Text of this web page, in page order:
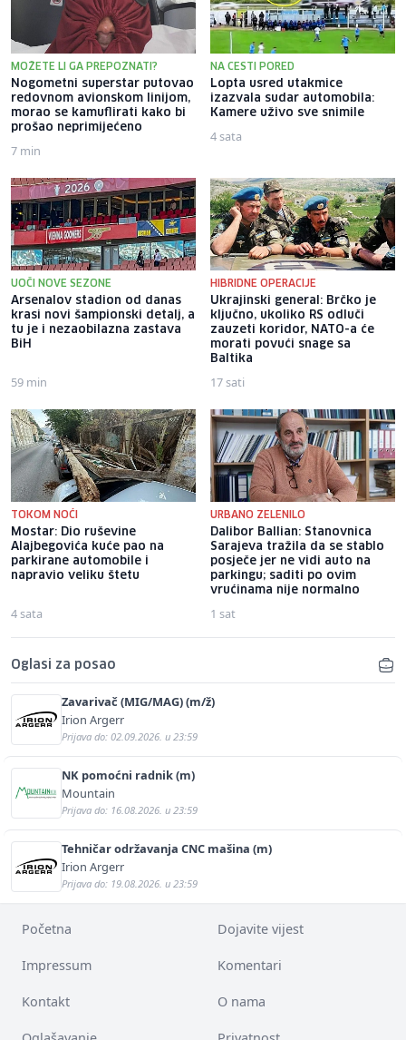
MOŽETE LI GA PREPOZNATI?
Nogometni superstar putovao
redovnom avionskom linijom,
morao se kamuflirati kako bi
prošao neprimijećeno
7 min
NA CESTI PORED
Lopta usred utakmice
izazvala sudar automobila:
Kamere uživo sve snimile
4 sata
UOČI NOVE SEZONE
Arsenalov stadion od danas
krasi novi šampionski detalj, a
tu je i nezaobilazna zastava
BiH
59 min
HIBRIDNE OPERACIJE
Ukrajinski general: Brčko je
ključno, ukoliko RS odluči
zauzeti koridor, NATO-a će
morati povući snage sa
Baltika
17 sati
TOKOM NOĆI
Mostar: Dio ruševine
Alajbegovića kuće pao na
parkirane automobile i
napravio veliku štetu
4 sata
URBANO ZELENILO
Dalibor Ballian: Stanovnica
Sarajeva tražila da se stablo
posječe jer ne vidi auto na
parkingu; saditi po ovim
vrućinama nije normalno
1 sat
Oglasi za posao
Zavarivač (MIG/MAG) (m/ž)
Irion Argerr
Prijava do: 02.09.2026. u 23:59
NK pomoćni radnik (m)
Mountain
Prijava do: 16.08.2026. u 23:59
Tehničar održavanja CNC mašina (m)
Irion Argerr
Prijava do: 19.08.2026. u 23:59
Početna Dojavite vijest
Impressum Komentari
Kontakt O nama